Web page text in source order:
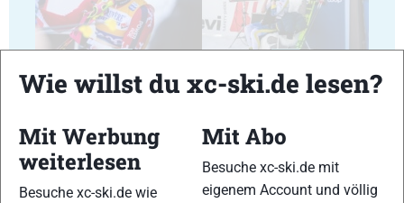
31 32
Wie willst du xc-ski.de lesen?
Mit Werbung
weiterlesen
Besuche xc-ski.de wie
Mit Abo
Besuche xc-ski.de mit
eigenem Account und völlig